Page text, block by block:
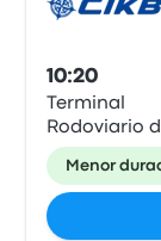
10:20
Terminal
Rodoviario
Calama
Menor